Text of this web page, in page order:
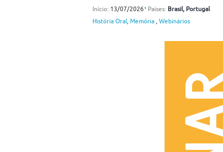
Início: 13/07/2026⋅ Países: Brasil, Portugal
História Oral, Memória , Webinários